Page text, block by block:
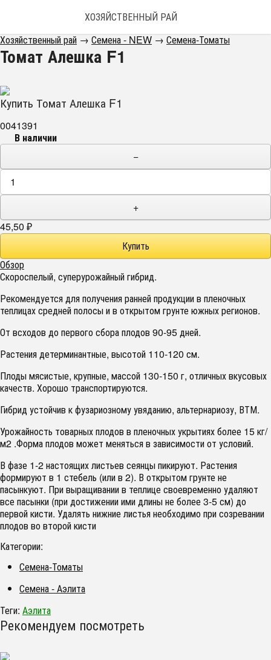
ХОЗЯЙСТВЕННЫЙ РАЙ
Хозяйственный рай → Семена - NEW → Семена-Томаты
Томат Алешка F1
Купить Томат Алешка F1
0041391
В наличии
−
+
45,50 ₽
Обзор
Скороспелый, суперурожайный гибрид.
Рекомендуется для получения ранней продукции в пленочных
теплицах средней полосы и в открытом грунте южных регионов.
От всходов до первого сбора плодов 90-95 дней.
Растения детерминантные, высотой 110-120 см.
Плоды мясистые, крупные, массой 130-150 г, отличных вкусовых
качеств. Хорошо транспортируются.
Гибрид устойчив к фузариозному увяданию, альтернариозу, ВТМ.
Урожайность товарных плодов в пленочных укрытиях более 15 кг/
м2 .Форма плодов может меняться в зависимости от условий.
В фазе 1-2 настоящих листьев сеянцы пикируют. Растения
формируют в 1 стебель (или в 2). В открытом грунте не
пасынкуют. При выращивании в теплице своевременно удаляют
все пасынки (при достижении ими длины не более 3-5 см) до
первой кисти. Удалять нижние листья необходимо при созревании
плодов во второй кисти
Категории:
Семена-Томаты
Семена - Аэлита
Теги: Аэлита
Рекомендуем посмотреть